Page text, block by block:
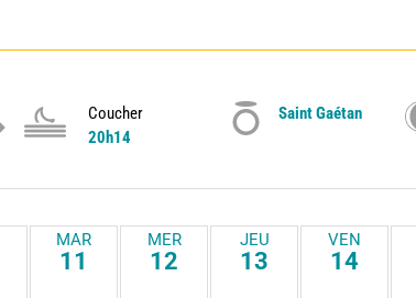
Coucher
20h14
Saint Gaétan
MAR
11
MER
12
JEU
13
VEN
14